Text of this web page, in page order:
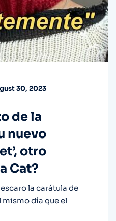
30, 2023
de la
nuevo
otro
Cat?
la carátula de
mismo día que el